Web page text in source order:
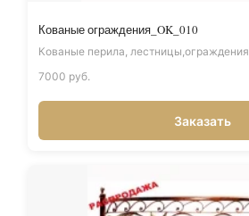
Кованые ограждения_OK_010
Кованые перила, лестницы,ограждения
7000 руб.
Заказать